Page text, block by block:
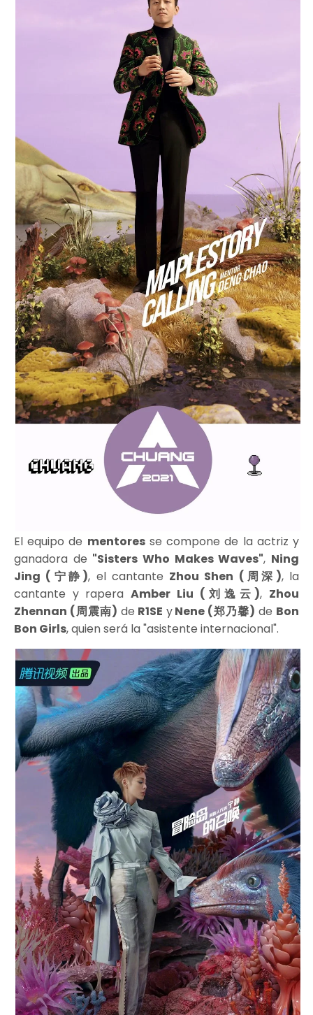
El equipo de mentoresse compone de la actriz y
ganadora de "Sisters Who Makes Waves", Ning
Jing (宁静), el cantante Zhou Shen (周深), la
cantante y raperaAmber Liu (刘逸云), Zhou
Zhennan (周震南) de R1SE yNene (郑乃馨) de Bon
Bon Girls, quien será la "asistente internacional".